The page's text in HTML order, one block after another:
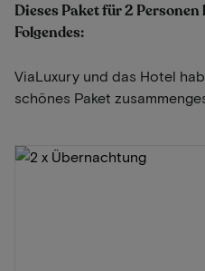
Dieses Paket für 2
Folgendes:
ViaLuxury und das Hotel
schönes Paket